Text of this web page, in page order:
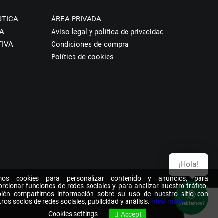
ÁREA PRIVADA
Aviso legal y política de privacidad
Condiciones de compra
Política de cookies
cookies para personalizar contenido y anuncios, para
funciones de redes sociales y para analizar nuestro tráfico.
compartimos información sobre su uso de nuestro sitio con
socios de redes sociales, publicidad y análisis. View more
Cookies settings
Accept
¿Hablamos?
¡Hola!